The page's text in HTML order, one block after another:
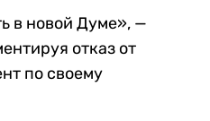
в новой Думе», —
отказ от
по своему